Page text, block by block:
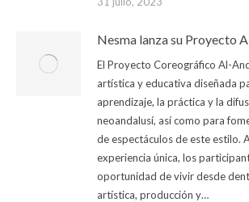
Nesma lanza su Proyecto
El Proyecto Coreográfico Al-
artística y educativa diseñada
aprendizaje, la práctica y la
neoandalusí, así como para
de espectáculos de este estilo.
experiencia única, los
oportunidad de vivir desde
artística, producción y…